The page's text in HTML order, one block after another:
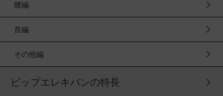
腰編
首編
その他編
ピップエレキバンの特長